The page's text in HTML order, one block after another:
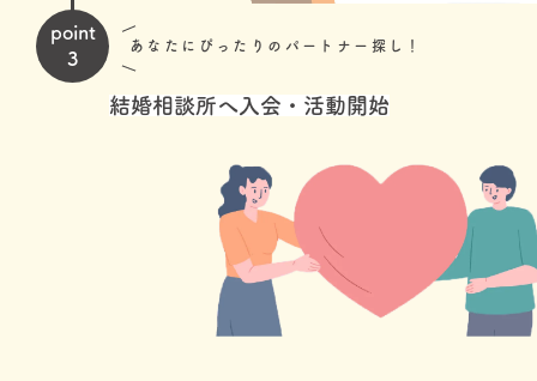
point
3
あなたにぴったりのパートナー探し！
結婚相談所へ入会・活動開始